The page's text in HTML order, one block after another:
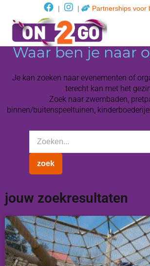
| | Partnerships voor
Waar ben je naar
Je kan zoeken naar evenementen of
terecht kan met het
Zoek naar zwembaden,
binnen/buitenspeeltuinen,
jouw zoekresultaten